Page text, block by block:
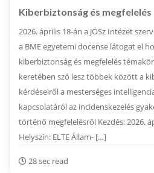
Kiberbiztonság és megfelelés
2026. április 18-án a JÖSz Intézet
a BME egyetemi docense látogat el
kiberbiztonság és megfelelés
keretében szó lesz többek között a
kérdéseiről a mesterséges
kapcsolatáról az incidenskezelés
történő megfelelésről Kezdés: 2026.
Helyszín: ELTE Állam- […]
28 sec read